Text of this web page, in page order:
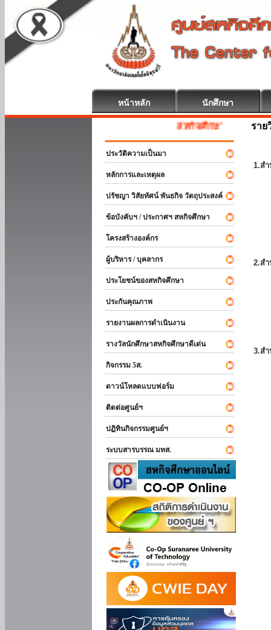
หน้าหลัก นักศึกษา
สหกิจศึกษา ยินดีต้อนรับ
ประวัติความเป็นมา
หลักการและเหตุผล
ปรัชญา วิสัยทัศน์ พันธกิจ วัตถุประสงค์
ข้อบังคับฯ / ประกาศฯ สหกิจศึกษา
โครงสร้างองค์กร
ผู้บริหาร / บุคลากร
ประโยชน์ของสหกิจศึกษา
ประกันคุณภาพ
รายงานผลการดำเนินงาน
รางวัลนักศึกษาสหกิจศึกษาดีเด่น
กิจกรรม 5ส.
ดาวน์โหลดแบบฟอร์ม
ติดต่อศูนย์ฯ
ปฏิทินกิจกรรมศูนย์ฯ
ระบบสารบรรณ มทส.
ราย
1.ส
2.ส
3.ส